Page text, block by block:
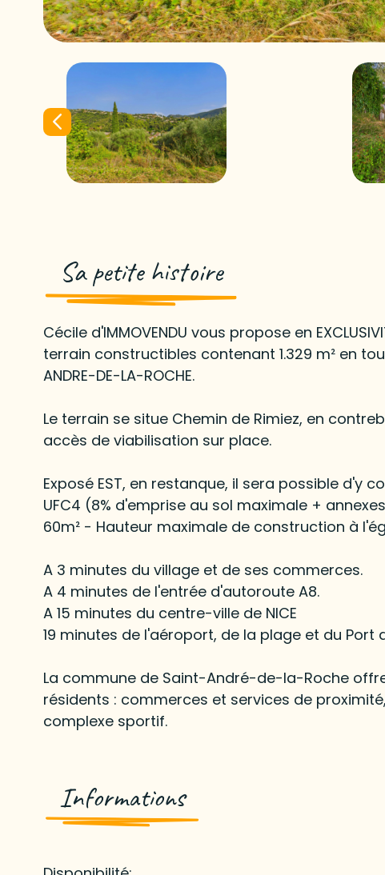
Sa petite histoire
Cécile d'IMMOVENDU vous propose en
terrain constructibles contenant 1.329 m² en
ANDRE-DE-LA-ROCHE.
Le terrain se situe Chemin de Rimiez, en
accès de viabilisation sur place.
Exposé EST, en restanque, il sera possible d'y
UFC4 (8% d'emprise au sol maximale +
60m² - Hauteur maximale de construction à
A 3 minutes du village et de ses commerces.
A 4 minutes de l'entrée d'autoroute A8.
A 15 minutes du centre-ville de NICE
19 minutes de l'aéroport, de la plage et du Port
La commune de Saint-André-de-la-Roche
résidents : commerces et services de
complexe sportif.
Informations